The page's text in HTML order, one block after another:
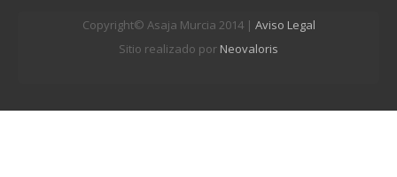
Copyright© Asaja Murcia 2014 | Aviso Legal
Sitio realizado por Neovaloris